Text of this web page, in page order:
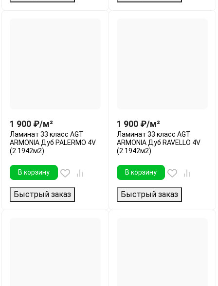
1 900 ₽/м²
Ламинат 33 класс AGT
ARMONIA Дуб PALERMO 4V
(2.1942м2)
В корзину
Быстрый заказ
1 900 ₽/м²
Ламинат 33 класс AGT
ARMONIA Дуб RAVELLO 4V
(2.1942м2)
В корзину
Быстрый заказ